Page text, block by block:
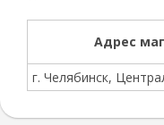
Адрес
г. Челябинск,